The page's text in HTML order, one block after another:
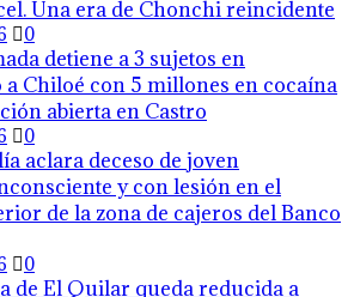
Una era de Chonchi reincidente
0
detiene a 3 sujetos en
a Chiloé con 5 millones en cocaína
abierta en Castro
0
aclara deceso de joven
y con lesión en el
de la zona de cajeros del Banco
0
de El Quilar queda reducida a